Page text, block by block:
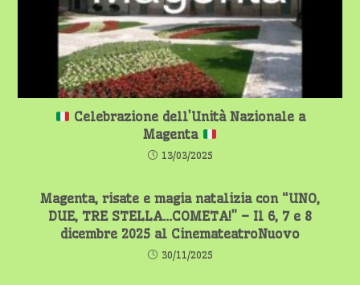
Celebrazione dell’Unità Nazionale a
Magenta
13/03/2025
Magenta, risate e magia natalizia con “UNO,
DUE, TRE STELLA…COMETA!” – Il 6, 7 e 8
dicembre 2025 al CinemateatroNuovo
30/11/2025